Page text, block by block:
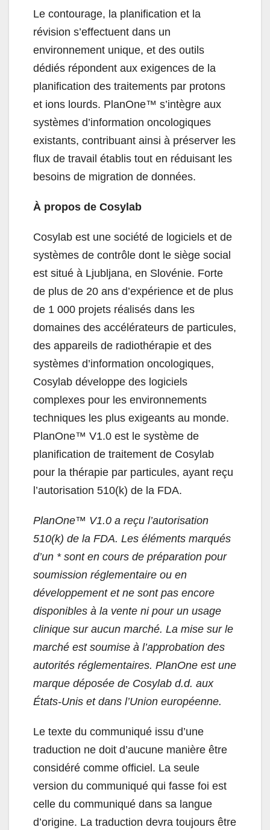
Le contourage, la planification et la
révision s’effectuent dans un
environnement unique, et des outils
dédiés répondent aux exigences de la
planification des traitements par protons
et ions lourds. PlanOne™ s’intègre aux
systèmes d’information oncologiques
existants, contribuant ainsi à préserver les
flux de travail établis tout en réduisant les
besoins de migration de données.
À propos de Cosylab
Cosylab est une société de logiciels et de
systèmes de contrôle dont le siège social
est situé à Ljubljana, en Slovénie. Forte
de plus de 20 ans d’expérience et de plus
de 1 000 projets réalisés dans les
domaines des accélérateurs de particules,
des appareils de radiothérapie et des
systèmes d’information oncologiques,
Cosylab développe des logiciels
complexes pour les environnements
techniques les plus exigeants au monde.
PlanOne™ V1.0 est le système de
planification de traitement de Cosylab
pour la thérapie par particules, ayant reçu
l’autorisation 510(k) de la FDA.
PlanOne™ V1.0 a reçu l’autorisation
510(k) de la FDA. Les éléments marqués
d’un * sont en cours de préparation pour
soumission réglementaire ou en
développement et ne sont pas encore
disponibles à la vente ni pour un usage
clinique sur aucun marché. La mise sur le
marché est soumise à l’approbation des
autorités réglementaires. PlanOne est une
marque déposée de Cosylab d.d. aux
États-Unis et dans l’Union européenne.
Le texte du communiqué issu d’une
traduction ne doit d’aucune manière être
considéré comme officiel. La seule
version du communiqué qui fasse foi est
celle du communiqué dans sa langue
d’origine. La traduction devra toujours être